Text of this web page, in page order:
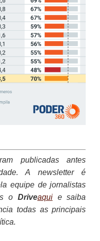
publicadas antes
A newsletter é
equipe de jornalistas
o Driveaquie saiba
todas as principais